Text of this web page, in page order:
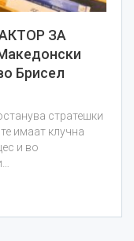
ЗА
Брисел
стратешки
имаат клучна
и во